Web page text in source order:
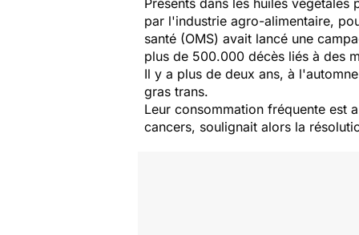
Présents dans les huiles
par l'industrie agro-alimentaire,
santé (OMS) avait lancé une
plus de 500.000 décès liés à des
Il y a plus de deux ans, à
gras trans.
Leur consommation fréquente est
cancers, soulignait alors la